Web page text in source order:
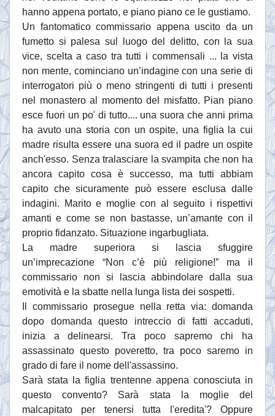
hanno appena portato, e piano piano ce le gustiamo.
Un fantomatico commissario appena uscito da un
fumetto si palesa sul luogo del delitto, con la sua
vice, scelta a caso tra tutti i commensali ... la vista
non mente, cominciano un’indagine con una serie di
interrogatori più o meno stringenti di tutti i presenti
nel monastero al momento del misfatto. Pian piano
esce fuori un po' di tutto.... una suora che anni prima
ha avuto una storia con un ospite, una figlia la cui
madre risulta essere una suora ed il padre un ospite
anch'esso. Senza tralasciare la svampita che non ha
ancora capito cosa è successo, ma tutti abbiam
capito che sicuramente può essere esclusa dalle
indagini. Marito e moglie con al seguito i rispettivi
amanti e come se non bastasse, un’amante con il
proprio fidanzato. Situazione ingarbugliata.
La madre superiora si lascia sfuggire
un’imprecazione “Non c’è più religione!” ma il
commissario non si lascia abbindolare dalla sua
emotività e la sbatte nella lunga lista dei sospetti.
Il commissario prosegue nella retta via: domanda
dopo domanda questo intreccio di fatti accaduti,
inizia a delinearsi. Tra poco sapremo chi ha
assassinato questo poveretto, tra poco saremo in
grado di fare il nome dell'assassino.
Sarà stata la figlia trentenne appena conosciuta in
questo convento? Sarà stata la moglie del
malcapitato per tenersi tutta l'eredita'? Oppure